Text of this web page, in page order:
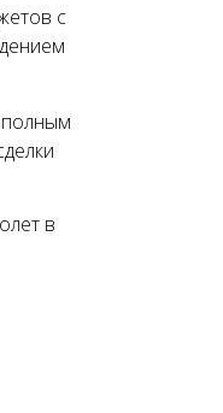
с
полным
в